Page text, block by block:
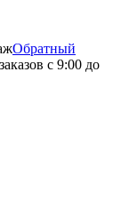
Обратный
с 9:00 до